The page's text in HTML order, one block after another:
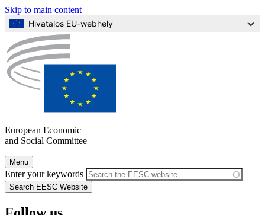
Skip to main content
Hivatalos EU-webhely
European Economic
and Social Committee
Main
navigation
(Mobile)
Menu
to
Content
Enter your keywords